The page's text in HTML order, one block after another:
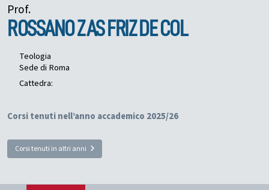
Prof.
ROSSANOZAS FRIZ DE COL
Teologia
Sede di Roma
Cattedra:
Corsi tenuti nell’anno accademico 2025/26
Corsi tenuti in altri anni